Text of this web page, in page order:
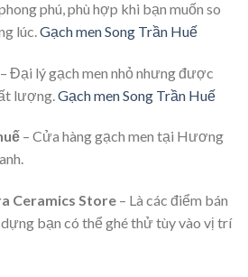
phú, phù hợp khi bạn muốn so
lúc. Gạch men Song Trần Huế
– Đại lý gạch men nhỏ nhưng được
lượng. Gạch men Song Trần Huế
– Cửa hàng gạch men tại Hương
Ceramics Store – Là các điểm bán
bạn có thể ghé thử tùy vào vị trí